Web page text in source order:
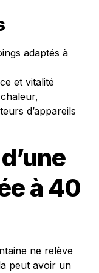
adaptés à
et vitalité
d’appareils
à 40
ne relève
peut avoir un